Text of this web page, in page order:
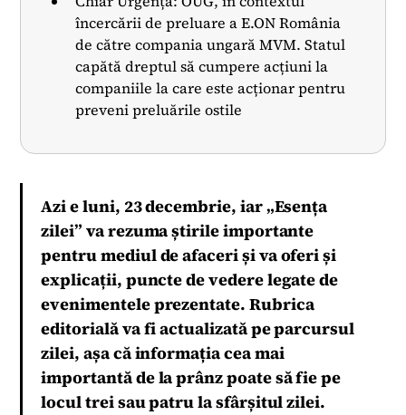
încercării de preluare a E.ON România
de către compania ungară MVM. Statul
capătă dreptul să cumpere acțiuni la
companiile la care este acționar pentru
preveni preluările ostile
Azi e luni, 23 decembrie, iar „Esența
zilei” va rezuma știrile importante
pentru mediul de afaceri și va oferi și
explicații, puncte de vedere legate de
evenimentele prezentate. Rubrica
editorială va fi actualizată pe parcursul
zilei, așa că informația cea mai
importantă de la prânz poate să fie pe
locul trei sau patru la sfârșitul zilei.